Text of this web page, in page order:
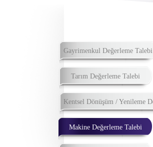
Gayrimenkul Değerleme Talebi
Tarım Değerleme Talebi
Makine Değerleme Talebi